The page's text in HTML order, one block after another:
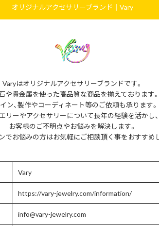
オリジナルアクセサリーブランド｜Vary
Varyはオリジナルアクセサリーブランドです。
や貴金属を使った高品質な商品を揃えております。
ン、製作やコーディネート等のご依頼も承ります。
リーやアクセサリーについて長年の経験を活かし、
お客様のご不明点やお悩みを解決します。
でお悩みの方はお気軽にご相談頂く事をおすすめ
Vary
https://vary-jewelry.com/information/
info@vary-jewelry.com